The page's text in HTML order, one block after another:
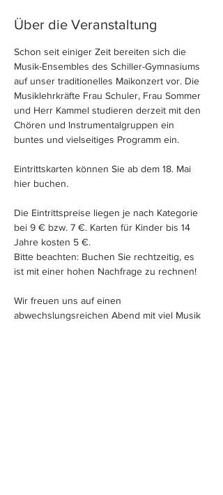
Über die Veranstaltung
Schon seit einiger Zeit bereiten sich die
Musik-Ensembles des Schiller-Gymnasiums
auf unser traditionelles Maikonzert vor. Die
Musiklehrkräfte Frau Schuler, Frau Sommer
und Herr Kammel studieren derzeit mit den
Chören und Instrumentalgruppen ein
buntes und vielseitiges Programm ein.
Eintrittskarten können Sie ab dem 18. Mai
hier buchen.
Die Eintrittspreise liegen je nach Kategorie
bei 9 € bzw. 7 €. Karten für Kinder bis 14
Jahre kosten 5 €.
Bitte beachten: Buchen Sie rechtzeitig, es
ist mit einer hohen Nachfrage zu rechnen!
Wir freuen uns auf einen
abwechslungsreichen Abend mit viel Musik